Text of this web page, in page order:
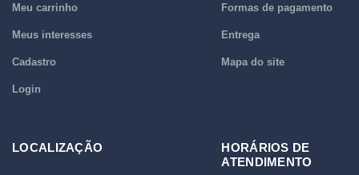
Meu carrinho
Meus interesses
Cadastro
Login
Formas de pagamento
Entrega
Mapa do site
LOCALIZAÇÃO
HORÁRIOS DE
ATENDIMENTO